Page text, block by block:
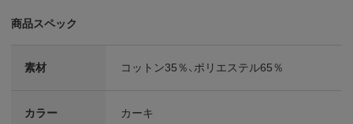
商品スペック
素材 コットン35％、ポリエステル65％
カラー
カーキ